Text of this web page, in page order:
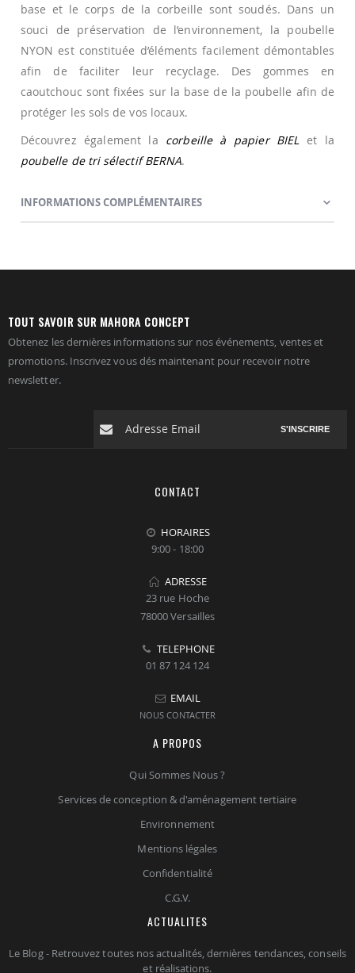
base et le corps de la corbeille sont soudés. Dans un
souci de préservation de l’environnement, la poubelle
NYON est constituée d’éléments facilement démontables
afin de faciliter leur recyclage. Des gommes en
caoutchouc sont fixées sur la base de la poubelle afin de
protéger les sols de vos locaux.
Découvrez également la corbeille à papier BIEL et la
poubelle de tri sélectif BERNA.
INFORMATIONS COMPLÉMENTAIRES
TOUT SAVOIR SUR MAHORA CONCEPT
Obtenez les dernières informations sur nos événements, ventes et
promotions. Inscrivez vous dés maintenant pour recevoir notre
newsletter.
S'INSCRIRE
CONTACT
HORAIRES
9:00 - 18:00
ADRESSE
23 rue Hoche
78000 Versailles
TELEPHONE
01 87 124 124
EMAIL
NOUS CONTACTER
A PROPOS
Qui Sommes Nous ?
Services de conception & d'aménagement tertiaire
Environnement
Mentions légales
Confidentialité
C.G.V.
ACTUALITES
Le Blog - Retrouvez toutes nos actualités, dernières tendances, conseils
et réalisations.